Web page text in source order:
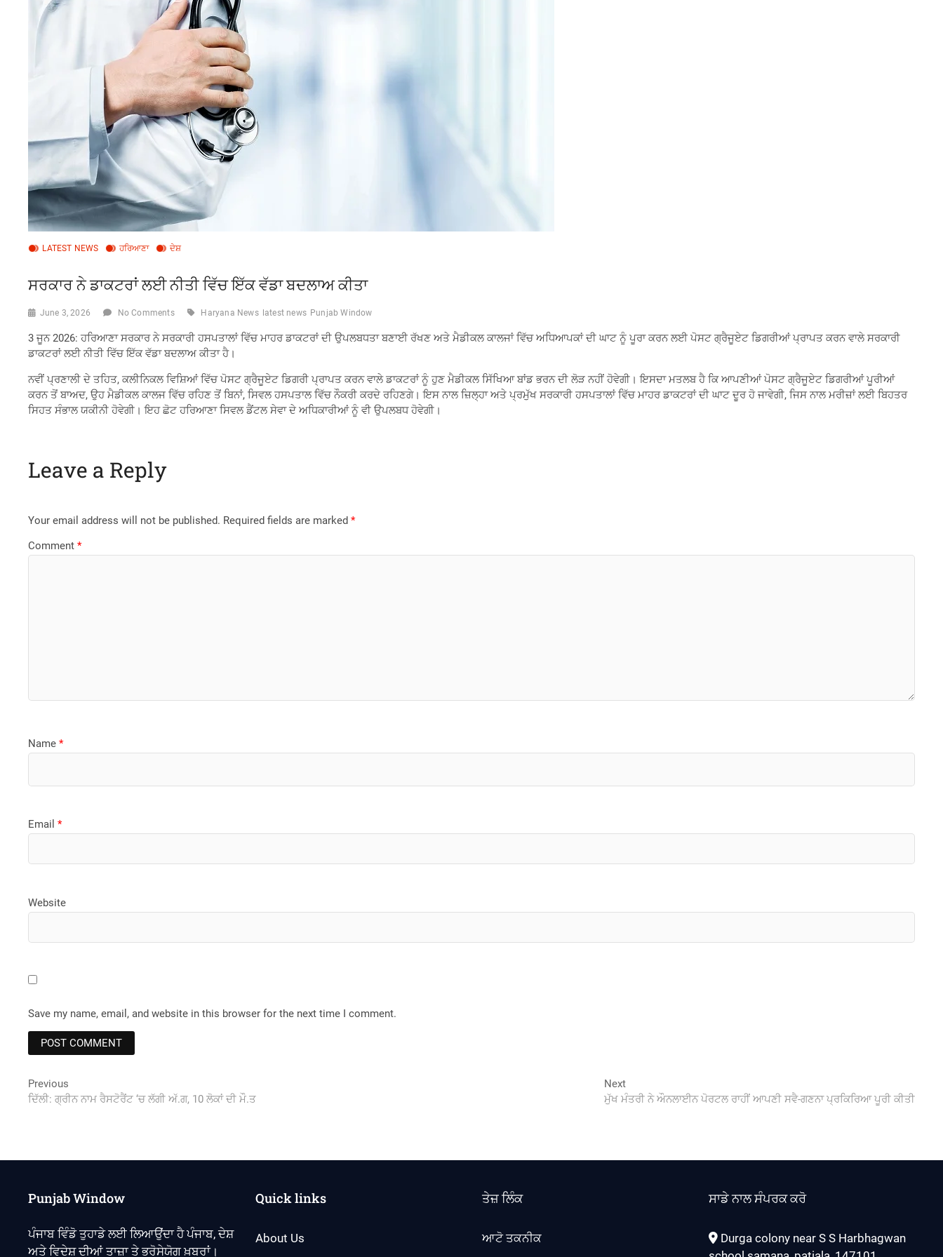
LATEST NEWS ਹਰਿਆਣਾ ਦੇਸ਼
ਸਰਕਾਰ ਨੇ ਡਾਕਟਰਾਂ ਲਈ ਨੀਤੀ ਵਿੱਚ ਇੱਕ ਵੱਡਾ ਬਦਲਾਅ ਕੀਤਾ
June 3, 2026 No Comments Haryana News latest news Punjab Window
3 ਜੂਨ 2026: ਹਰਿਆਣਾ ਸਰਕਾਰ ਨੇ ਸਰਕਾਰੀ ਹਸਪਤਾਲਾਂ ਵਿੱਚ ਮਾਹਰ ਡਾਕਟਰਾਂ ਦੀ ਉਪਲਬਧਤਾ ਬਣਾਈ ਰੱਖਣ ਅਤੇ ਮੈਡੀਕਲ ਕਾਲਜਾਂ ਵਿੱਚ ਅਧਿਆਪਕਾਂ ਦੀ ਘਾਟ ਨੂੰ ਪੂਰਾ ਕਰਨ ਲਈ ਪੋਸਟ ਗ੍ਰੈਜੂਏਟ ਡਿਗਰੀਆਂ ਪ੍ਰਾਪਤ ਕਰਨ ਵਾਲੇ ਸਰਕਾਰੀ
ਡਾਕਟਰਾਂ ਲਈ ਨੀਤੀ ਵਿੱਚ ਇੱਕ ਵੱਡਾ ਬਦਲਾਅ ਕੀਤਾ ਹੈ।
ਨਵੀਂ ਪ੍ਰਣਾਲੀ ਦੇ ਤਹਿਤ, ਕਲੀਨਿਕਲ ਵਿਸ਼ਿਆਂ ਵਿੱਚ ਪੋਸਟ ਗ੍ਰੈਜੂਏਟ ਡਿਗਰੀ ਪ੍ਰਾਪਤ ਕਰਨ ਵਾਲੇ ਡਾਕਟਰਾਂ ਨੂੰ ਹੁਣ ਮੈਡੀਕਲ ਸਿੱਖਿਆ ਬਾਂਡ ਭਰਨ ਦੀ ਲੋੜ ਨਹੀਂ ਹੋਵੇਗੀ। ਇਸਦਾ ਮਤਲਬ ਹੈ ਕਿ ਆਪਣੀਆਂ ਪੋਸਟ ਗ੍ਰੈਜੂਏਟ ਡਿਗਰੀਆਂ ਪੂਰੀਆਂ
ਕਰਨ ਤੋਂ ਬਾਅਦ, ਉਹ ਮੈਡੀਕਲ ਕਾਲਜ ਵਿੱਚ ਰਹਿਣ ਤੋਂ ਬਿਨਾਂ, ਸਿਵਲ ਹਸਪਤਾਲ ਵਿੱਚ ਨੌਕਰੀ ਕਰਦੇ ਰਹਿਣਗੇ। ਇਸ ਨਾਲ ਜ਼ਿਲ੍ਹਾ ਅਤੇ ਪ੍ਰਮੁੱਖ ਸਰਕਾਰੀ ਹਸਪਤਾਲਾਂ ਵਿੱਚ ਮਾਹਰ ਡਾਕਟਰਾਂ ਦੀ ਘਾਟ ਦੂਰ ਹੋ ਜਾਵੇਗੀ, ਜਿਸ ਨਾਲ ਮਰੀਜ਼ਾਂ ਲਈ ਬਿਹਤਰ
ਸਿਹਤ ਸੰਭਾਲ ਯਕੀਨੀ ਹੋਵੇਗੀ। ਇਹ ਛੋਟ ਹਰਿਆਣਾ ਸਿਵਲ ਡੈਂਟਲ ਸੇਵਾ ਦੇ ਅਧਿਕਾਰੀਆਂ ਨੂੰ ਵੀ ਉਪਲਬਧ ਹੋਵੇਗੀ।
Leave a Reply
Your email address will not be published. Required fields are marked*
Comment*
Name*
Email*
Website
Save my name, email, and website in this browser for the next time I comment.
Post
navigation
Previous
post:
ਦਿੱਲੀ: ਗ੍ਰੀਨ ਨਾਮ ਰੈਸਟੋਰੈਂਟ ‘ਚ ਲੱਗੀ ਅੱ.ਗ, 10 ਲੋਕਾਂ ਦੀ ਮੌ.ਤ
NextNext
post:
ਮੁੱਖ ਮੰਤਰੀ ਨੇ ਔਨਲਾਈਨ ਪੋਰਟਲ ਰਾਹੀਂ ਆਪਣੀ ਸਵੈ-ਗਣਨਾ ਪ੍ਰਕਿਰਿਆ ਪੂਰੀ ਕੀਤੀ
Punjab Window
ਪੰਜਾਬ ਵਿੰਡੋ ਤੁਹਾਡੇ ਲਈ ਲਿਆਉਂਦਾ ਹੈ ਪੰਜਾਬ, ਦੇਸ਼
ਅਤੇ ਵਿਦੇਸ਼ ਦੀਆਂ ਤਾਜ਼ਾ ਤੇ ਭਰੋਸੇਯੋਗ ਖ਼ਬਰਾਂ।
Quick links
About Us
ਤੇਜ਼ ਲਿੰਕ
ਆਟੋ ਤਕਨੀਕ
ਸਾਡੇ ਨਾਲ ਸੰਪਰਕ ਕਰੋ
Durga colony near S S Harbhagwan